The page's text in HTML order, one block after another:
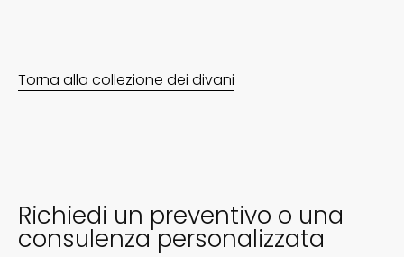
Torna alla collezione dei divani
Richiedi un preventivo o una
consulenza personalizzata